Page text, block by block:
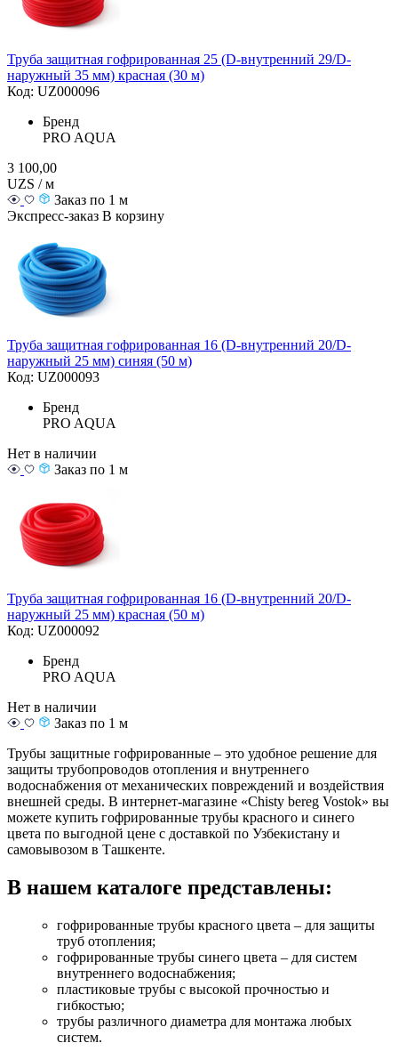
Труба защитная гофрированная 25 (D-внутренний 29/D-
наружный 35 мм) красная (30 м)
Код: UZ000096
Бренд
PRO AQUA
3 100,00
UZS / м
Заказ по 1 м
Экспресс-заказ В корзину
Труба защитная гофрированная 16 (D-внутренний 20/D-
наружный 25 мм) синяя (50 м)
Код: UZ000093
Бренд
PRO AQUA
Нет в наличии
Заказ по 1 м
Труба защитная гофрированная 16 (D-внутренний 20/D-
наружный 25 мм) красная (50 м)
Код: UZ000092
Бренд
PRO AQUA
Нет в наличии
Заказ по 1 м
Трубы защитные гофрированные – это удобное решение для
защиты трубопроводов отопления и внутреннего
водоснабжения от механических повреждений и воздействия
внешней среды. В интернет-магазине «Chisty bereg Vostok» вы
можете купить гофрированные трубы красного и синего
цвета по выгодной цене с доставкой по Узбекистану и
самовывозом в Ташкенте.
В нашем каталоге представлены:
гофрированные трубы красного цвета – для защиты
труб отопления;
гофрированные трубы синего цвета – для систем
внутреннего водоснабжения;
пластиковые трубы с высокой прочностью и
гибкостью;
трубы различного диаметра для монтажа любых
систем.